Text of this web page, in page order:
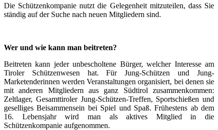
Die Schützenkompanie nutzt die Gelegenheit mitzuteilen, dass Sie
ständig auf der Suche nach neuen Mitgliedern sind.
Wer und wie kann man beitreten?
Beitreten kann jeder unbescholtene Bürger, welcher Interesse am
Tiroler Schützenwesen hat. Für Jung-Schützen und Jung-
Marketenderinnen werden Veranstaltungen organisiert, bei denen sie
mit anderen Mitgliedern aus ganz Südtirol zusammenkommen:
Zeltlager, Gesamttiroler Jung-Schützen-Treffen, Sportschießen und
geselliges Beisammensein bei Spiel und Spaß. Frühestens ab dem
16. Lebensjahr wird man als aktives Mitglied in die
Schützenkompanie aufgenommen.